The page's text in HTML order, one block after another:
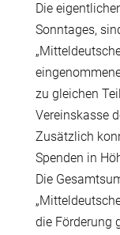
Die
Sonntages,
zu gleichen
Vereinskasse
Zusätzlich
Spenden in
Die
die Förderung